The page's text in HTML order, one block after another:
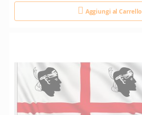
Aggiungi al Carrello